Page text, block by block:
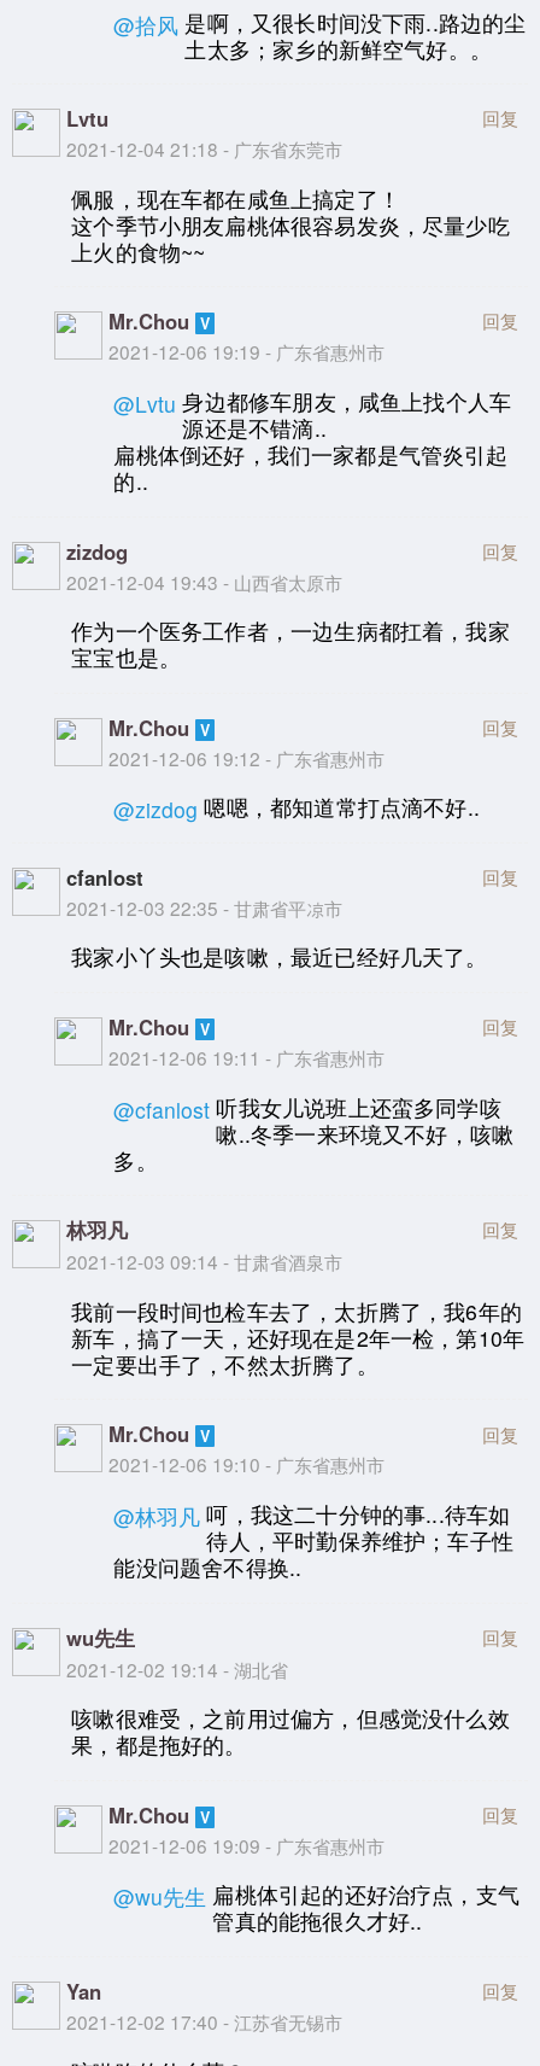
@拾风 是啊，又很长时间没下雨..路边的尘
土太多；家乡的新鲜空气好。。
Lvtu
2021-12-04 21:18 - 广东省东莞市
回复
佩服，现在车都在咸鱼上搞定了！
这个季节小朋友扁桃体很容易发炎，尽量少吃
上火的食物~~
Mr.Chou
2021-12-06 19:19 - 广东省惠州市
回复
@Lvtu 身边都修车朋友，咸鱼上找个人车
源还是不错滴..
扁桃体倒还好，我们一家都是气管炎引起
的..
zizdog
2021-12-04 19:43 - 山西省太原市
回复
作为一个医务工作者，一边生病都扛着，我家
宝宝也是。
Mr.Chou
2021-12-06 19:12 - 广东省惠州市
回复
@zizdog 嗯嗯，都知道常打点滴不好..
cfanlost
2021-12-03 22:35 - 甘肃省平凉市
回复
我家小丫头也是咳嗽，最近已经好几天了。
Mr.Chou
2021-12-06 19:11 - 广东省惠州市
回复
@cfanlost 听我女儿说班上还蛮多同学咳
嗽..冬季一来环境又不好，咳嗽
多。
林羽凡
2021-12-03 09:14 - 甘肃省酒泉市
回复
我前一段时间也检车去了，太折腾了，我6年的
新车，搞了一天，还好现在是2年一检，第10年
一定要出手了，不然太折腾了。
Mr.Chou
2021-12-06 19:10 - 广东省惠州市
回复
@林羽凡 呵，我这二十分钟的事...待车如
待人，平时勤保养维护；车子性
能没问题舍不得换..
wu先生
2021-12-02 19:14 - 湖北省
回复
咳嗽很难受，之前用过偏方，但感觉没什么效
果，都是拖好的。
Mr.Chou
2021-12-06 19:09 - 广东省惠州市
回复
@wu先生 扁桃体引起的还好治疗点，支气
管真的能拖很久才好..
Yan
2021-12-02 17:40 - 江苏省无锡市
回复